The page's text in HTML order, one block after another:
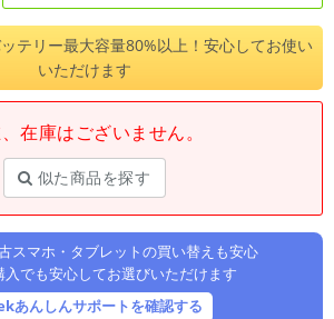
テリー最大容量80%以上！安心してお使い
いただけます
在庫はございません。
似た商品を探す
スマホ・タブレットの買い替えも安心
入でも安心してお選びいただけます
あんしんサポートを確認する
」など
」など
など
など